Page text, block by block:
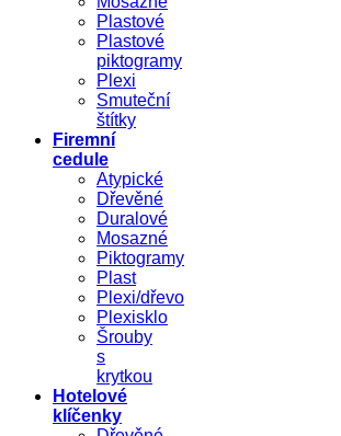
Plastové
Plastové
piktogramy
Plexi
Smuteční
štítky
Firemní
cedule
Atypické
Dřevěné
Duralové
Mosazné
Piktogramy
Plast
Plexi/dřevo
Plexisklo
Šrouby
s
krytkou
Hotelové
klíčenky